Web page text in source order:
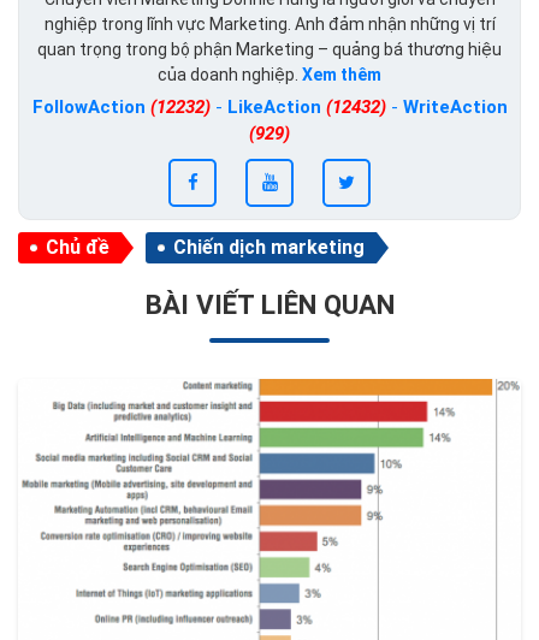
nghiệp trong lĩnh vực Marketing. Anh đảm nhận những vị trí
quan trọng trong bộ phận Marketing – quảng bá thương hiệu
của doanh nghiệp. Xem thêm
FollowAction (12232)- LikeAction (12432)- WriteAction
(929)
Chủ đề Chiến dịch marketing
BÀI VIẾT LIÊN QUAN